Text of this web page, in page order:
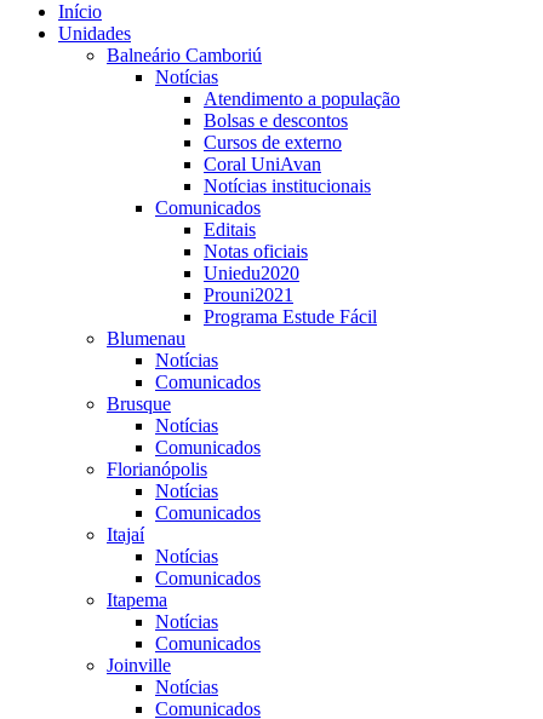
Início
Unidades
Balneário Camboriú
Notícias
Atendimento a população
Bolsas e descontos
Cursos de externo
Coral UniAvan
Notícias institucionais
Comunicados
Editais
Notas oficiais
Uniedu2020
Prouni2021
Programa Estude Fácil
Blumenau
Notícias
Comunicados
Brusque
Notícias
Comunicados
Florianópolis
Notícias
Comunicados
Itajaí
Notícias
Comunicados
Itapema
Notícias
Comunicados
Joinville
Notícias
Comunicados